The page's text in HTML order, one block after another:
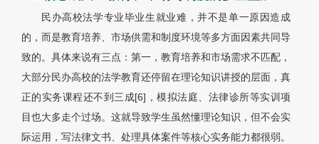
民办高校法学专业毕业生就业难，并不是单一原因造成
的，而是教育培养、市场供需和制度环境等多方面因素共同导
致的。具体来说有三点：第一，教育培养和市场需求不匹配，
大部分民办高校的法学教育还停留在理论知识讲授的层面，真
正的实务课程还不到三成[6]，模拟法庭、法律诊所等实训项
目也大多走个过场。这就导致学生虽然懂理论知识，但不会实
际运用，写法律文书、处理具体案件等核心实务能力都很弱。